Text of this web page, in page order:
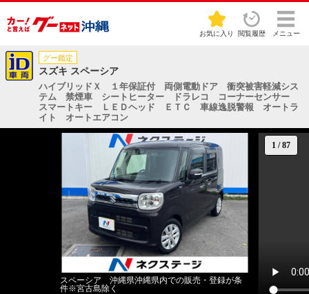
お気に入り 閲覧履歴 メニュー
グー鑑定
スズキ スペーシア
ハイブリッドＸ １年保証付 両側電動ドア 衝突被害軽減シス
テム 禁煙車 シートヒーター ドラレコ コーナーセンサー
スマートキー ＬＥＤヘッド ＥＴＣ 車線逸脱警報 オートラ
イト オートエアコン
1 /87
スペーシア 沖縄県沖縄県内での販売・登録が条
件※宮古島除く